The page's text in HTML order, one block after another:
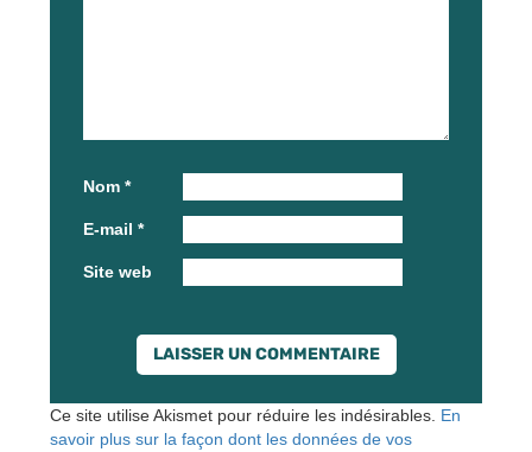
Nom *
E-mail *
Site web
Ce site utilise Akismet pour réduire les indésirables. En
savoir plus sur la façon dont les données de vos